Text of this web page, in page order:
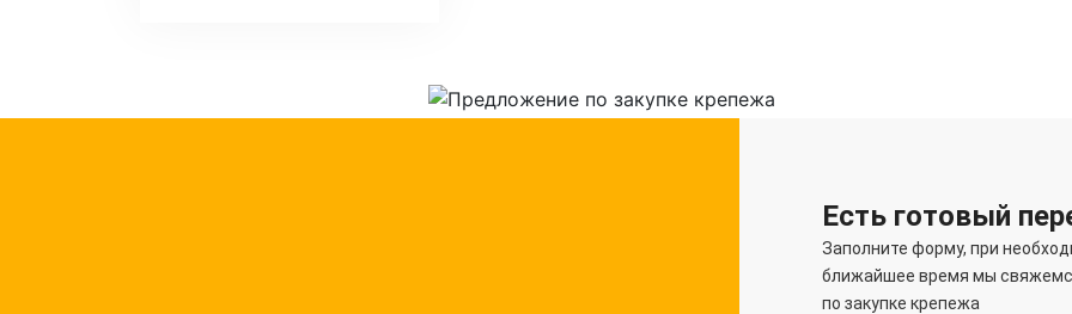
Есть готовый
Заполните форму, при
ближайшее время мы
по закупке крепежа